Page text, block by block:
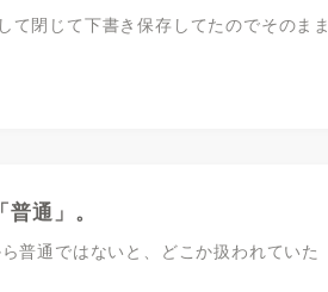
て閉じて下書き保存してたのでそのまま
通」。
普通ではないと、どこか扱われていた